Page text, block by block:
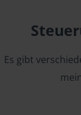
Es gibt